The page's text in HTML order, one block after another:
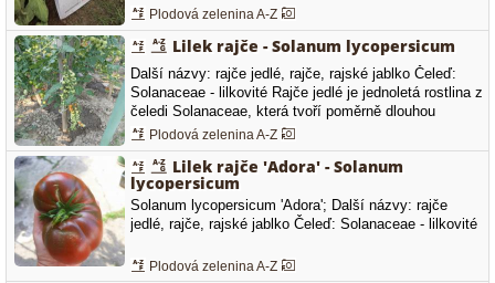
oblastech je možné jej pěstovat i na poli. Plody jsou
velké, na jednom vijanu dozrává okolo 5 plodů o
průměrné hmotnosti od 170 do 200 g. Tato odrůda má
velice dobrou skladovatelnost.
Plodová zelenina A-Z
Lilek rajče - Solanum lycopersicum
Další názvy: rajče jedlé, rajče, rajské jablko Čeleď:
Solanaceae - lilkovité Rajče jedlé je jednoletá rostlina z
čeledi Solanaceae, která tvoří poměrně dlouhou
lodyhu. Listy jsou zpeřené, v jejich paždí vyrůstají
postranní výhony, tzv. fazochy. Celá rostlina je silně
chloupkatá. Kořenový systém je poměrně hluboký.…
Plodová zelenina A-Z
Lilek rajče 'Adora' - Solanum
lycopersicum
Solanum lycopersicum 'Adora'; Další názvy: rajče
jedlé, rajče, rajské jablko Čeleď: Solanaceae - lilkovité
Plodová zelenina A-Z